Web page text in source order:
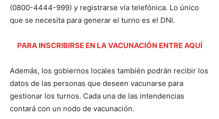
(0800-4444-999) y registrarse vía telefónica. Lo único
que se necesita para generar el turno es el DNI.
PARA INSCRIBIRSE EN LA VACUNACIÓN ENTRE AQUÍ
Además, los gobiernos locales también podrán recibir los
datos de las personas que deseen vacunarse para
gestionar los turnos. Cada una de las intendencias
contará con un nodo de vacunación.